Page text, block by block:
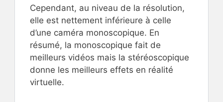
Cependant, au niveau de la résolution,
elle est nettement inférieure à celle
d’une caméra monoscopique. En
résumé, la monoscopique fait de
meilleurs vidéos mais la stéréoscopique
donne les meilleurs effets en réalité
virtuelle.